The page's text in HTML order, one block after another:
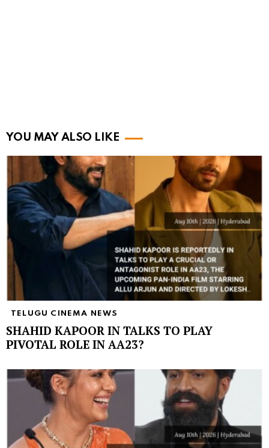
YOU MAY ALSO LIKE
TELUGU CINEMA NEWS
SHAHID KAPOOR IN TALKS TO PLAY
PIVOTAL ROLE IN AA23?